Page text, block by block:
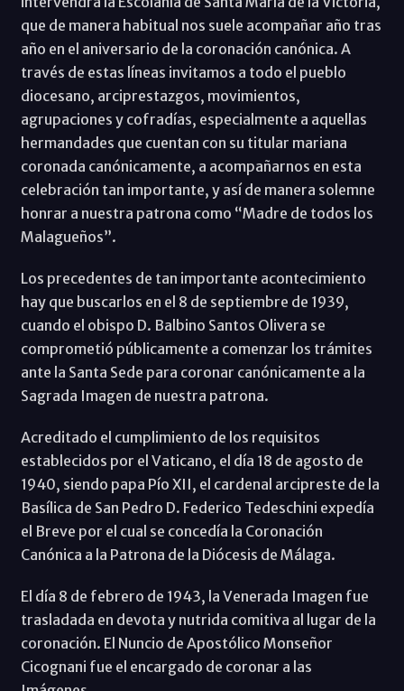
que de manera habitual nos suele acompañar año tras
año en el aniversario de la coronación canónica. A
través de estas líneas invitamos a todo el pueblo
diocesano, arciprestazgos, movimientos,
agrupaciones y cofradías, especialmente a aquellas
hermandades que cuentan con su titular mariana
coronada canónicamente, a acompañarnos en esta
celebración tan importante, y así de manera solemne
honrar a nuestra patrona como “Madre de todos los
Malagueños”.
Los precedentes de tan importante acontecimiento
hay que buscarlos en el 8 de septiembre de 1939,
cuando el obispo D. Balbino Santos Olivera se
comprometió públicamente a comenzar los trámites
ante la Santa Sede para coronar canónicamente a la
Sagrada Imagen de nuestra patrona.
Acreditado el cumplimiento de los requisitos
establecidos por el Vaticano, el día 18 de agosto de
1940, siendo papa Pío XII, el cardenal arcipreste de la
Basílica de San Pedro D. Federico Tedeschini expedía
el Breve por el cual se concedía la Coronación
Canónica a la Patrona de la Diócesis de Málaga.
El día 8 de febrero de 1943, la Venerada Imagen fue
trasladada en devota y nutrida comitiva al lugar de la
coronación. El Nuncio de Apostólico Monseñor
Cicognani fue el encargado de coronar a las